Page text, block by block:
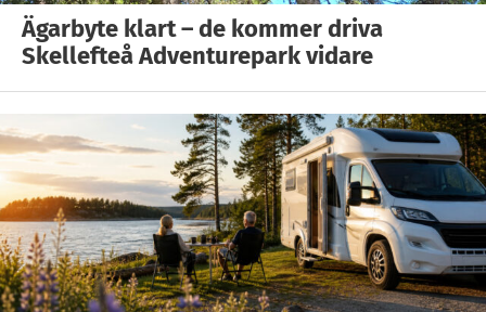
Ägarbyte klart – de kommer driva
Skellefteå Adventurepark vidare